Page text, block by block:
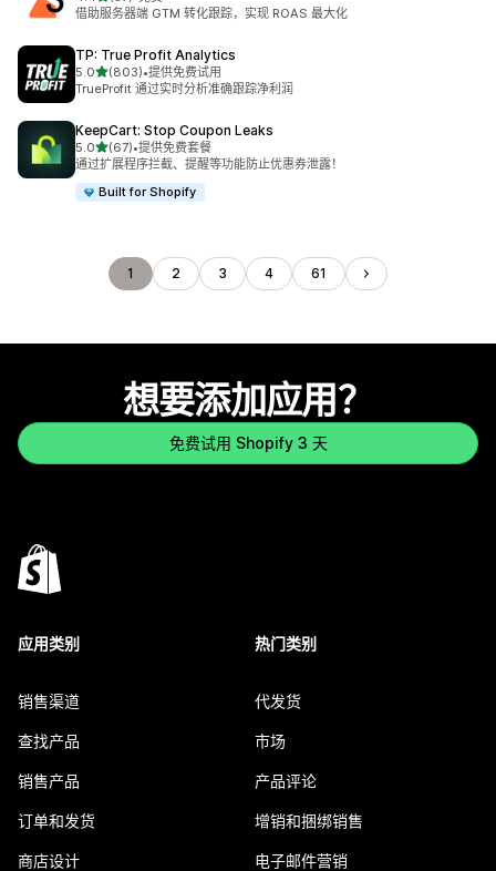
总共 37 条评论
借助服务器端 GTM 转化跟踪，实现 ROAS 最大化
TP: True Profit Analytics
5.0星（满分 5 星）
(803)
总共 803 条评论
•提供免费试用
TrueProfit 通过实时分析准确跟踪净利润
KeepCart: Stop Coupon Leaks
5.0星（满分 5 星）
(67)
总共 67 条评论
•提供免费套餐
通过扩展程序拦截、提醒等功能防止优惠券泄露！
Built for Shopify
1 2 3 4 61
想要添加应用？
免费试用 Shopify 3 天
应用类别
销售渠道
查找产品
销售产品
订单和发货
商店设计
热门类别
代发货
市场
产品评论
增销和捆绑销售
电子邮件营销